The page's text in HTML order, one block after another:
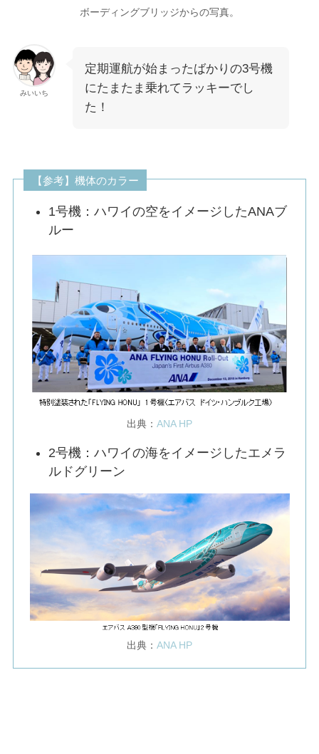
ボーディングブリッジからの写真。
みいいち
定期運航が始まったばかりの3号機
にたまたま乗れてラッキーでし
た！
【参考】機体のカラー
1号機：ハワイの空をイメージしたANAブ
ルー
出典： ANA HP
2号機：ハワイの海をイメージしたエメラ
ルドグリーン
出典： ANA HP